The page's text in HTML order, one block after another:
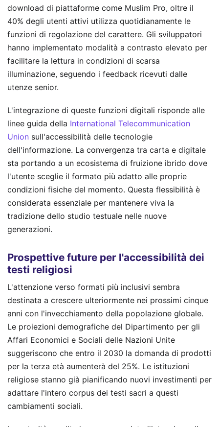
download di piattaforme come Muslim Pro, oltre il
40% degli utenti attivi utilizza quotidianamente le
funzioni di regolazione del carattere. Gli sviluppatori
hanno implementato modalità a contrasto elevato per
facilitare la lettura in condizioni di scarsa
illuminazione, seguendo i feedback ricevuti dalle
utenze senior.
L'integrazione di queste funzioni digitali risponde alle
linee guida della International Telecommunication
Union sull'accessibilità delle tecnologie
dell'informazione. La convergenza tra carta e digitale
sta portando a un ecosistema di fruizione ibrido dove
l'utente sceglie il formato più adatto alle proprie
condizioni fisiche del momento. Questa flessibilità è
considerata essenziale per mantenere viva la
tradizione dello studio testuale nelle nuove
generazioni.
Prospettive future per l'accessibilità dei
testi religiosi
L'attenzione verso formati più inclusivi sembra
destinata a crescere ulteriormente nei prossimi cinque
anni con l'invecchiamento della popolazione globale.
Le proiezioni demografiche del Dipartimento per gli
Affari Economici e Sociali delle Nazioni Unite
suggeriscono che entro il 2030 la domanda di prodotti
per la terza età aumenterà del 25%. Le istituzioni
religiose stanno già pianificando nuovi investimenti per
adattare l'intero corpus dei testi sacri a questi
cambiamenti sociali.